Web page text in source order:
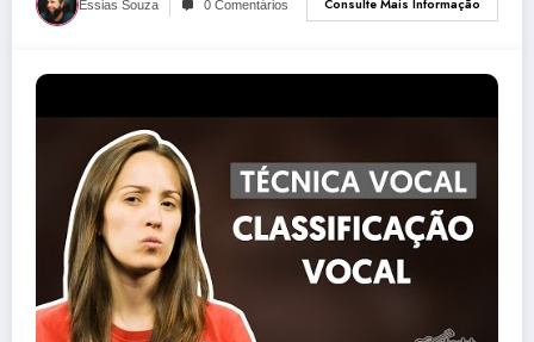
Essias Souza 0 Comentários Consulte Mais Informação